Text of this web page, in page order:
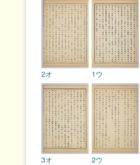
1ウ
2オ
2ウ
3オ